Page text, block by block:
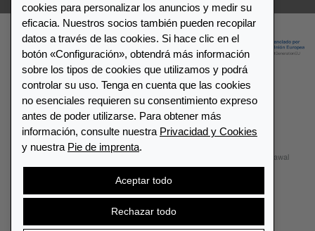
cookies para personalizar los anuncios y medir su
eficacia. Nuestros socios también pueden recopilar
datos a través de las cookies. Si hace clic en el
botón «Configuración», obtendrá más información
sobre los tipos de cookies que utilizamos y podrá
controlar su uso. Tenga en cuenta que las cookies
no esenciales requieren su consentimiento expreso
antes de poder utilizarse. Para obtener más
información, consulte nuestra Privacidad y Cookies
y nuestra Pie de imprenta.
Aceptar todo
Rechazar todo
© 2026 LEUCHTTURM1917. All rights reserved.
Configuración de cookies Privacidad y Cookies
Withdrawal
Cancelar contrato
España